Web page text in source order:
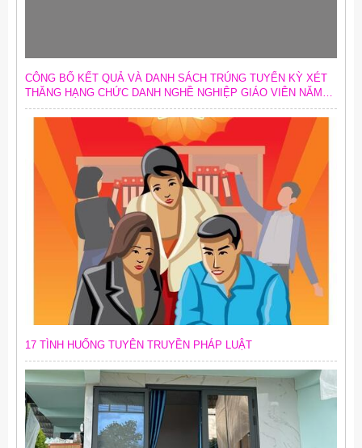
CÔNG BỐ KẾT QUẢ VÀ DANH SÁCH TRÚNG TUYỂN KỲ XÉT
THĂNG HẠNG CHỨC DANH NGHỀ NGHIỆP GIÁO VIÊN NĂM
2026
17 TÌNH HUỐNG TUYÊN TRUYỀN PHÁP LUẬT